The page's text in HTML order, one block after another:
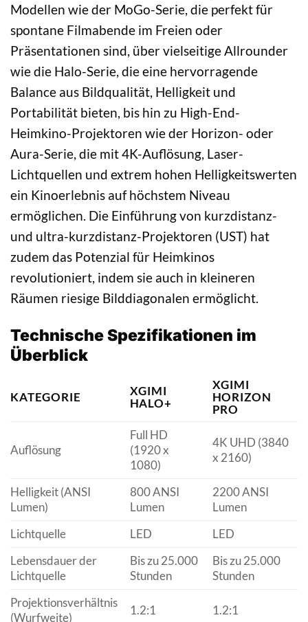
Modellen wie der MoGo-Serie, die perfekt für
spontane Filmabende im Freien oder
Präsentationen sind, über vielseitige Allrounder
wie die Halo-Serie, die eine hervorragende
Balance aus Bildqualität, Helligkeit und
Portabilität bieten, bis hin zu High-End-
Heimkino-Projektoren wie der Horizon- oder
Aura-Serie, die mit 4K-Auflösung, Laser-
Lichtquellen und extrem hohen Helligkeitswerten
ein Kinoerlebnis auf höchstem Niveau
ermöglichen. Die Einführung von kurzdistanz-
und ultra-kurzdistanz-Projektoren (UST) hat
zudem das Potenzial für Heimkinos
revolutioniert, indem sie auch in kleineren
Räumen riesige Bilddiagonalen ermöglicht.
Technische Spezifikationen im
Überblick
KATEGORIE
XGIMI
HALO+
XGIMI
HORIZON
PRO
Auflösung
Full HD
(1920 x
1080)
4K UHD (3840
x 2160)
Helligkeit (ANSI
Lumen)
800 ANSI
Lumen
2200 ANSI
Lumen
Lichtquelle
LED LED
Lebensdauer der
Lichtquelle
Bis zu 25.000
Stunden
Bis zu 25.000
Stunden
Projektionsverhältnis
(Wurfweite)
1.2:1 1.2:1